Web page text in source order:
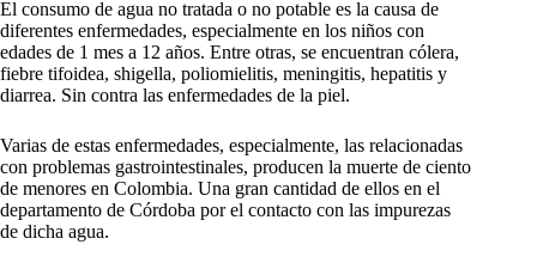
El consumo de agua no tratada o no potable es la causa de
diferentes enfermedades, especialmente en los niños con
edades de 1 mes a 12 años. Entre otras, se encuentran cólera,
fiebre tifoidea, shigella, poliomielitis, meningitis, hepatitis y
diarrea. Sin contra las enfermedades de la piel.
Varias de estas enfermedades, especialmente, las relacionadas
con problemas gastrointestinales, producen la muerte de ciento
de menores en Colombia. Una gran cantidad de ellos en el
departamento de Córdoba por el contacto con las impurezas
de dicha agua.